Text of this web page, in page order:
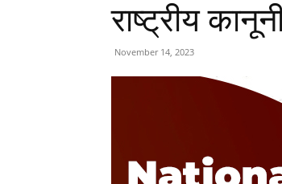
राष्ट्रीय
November 14, 2023